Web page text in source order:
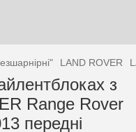
LAND ROVER
з
Range Rover
передні